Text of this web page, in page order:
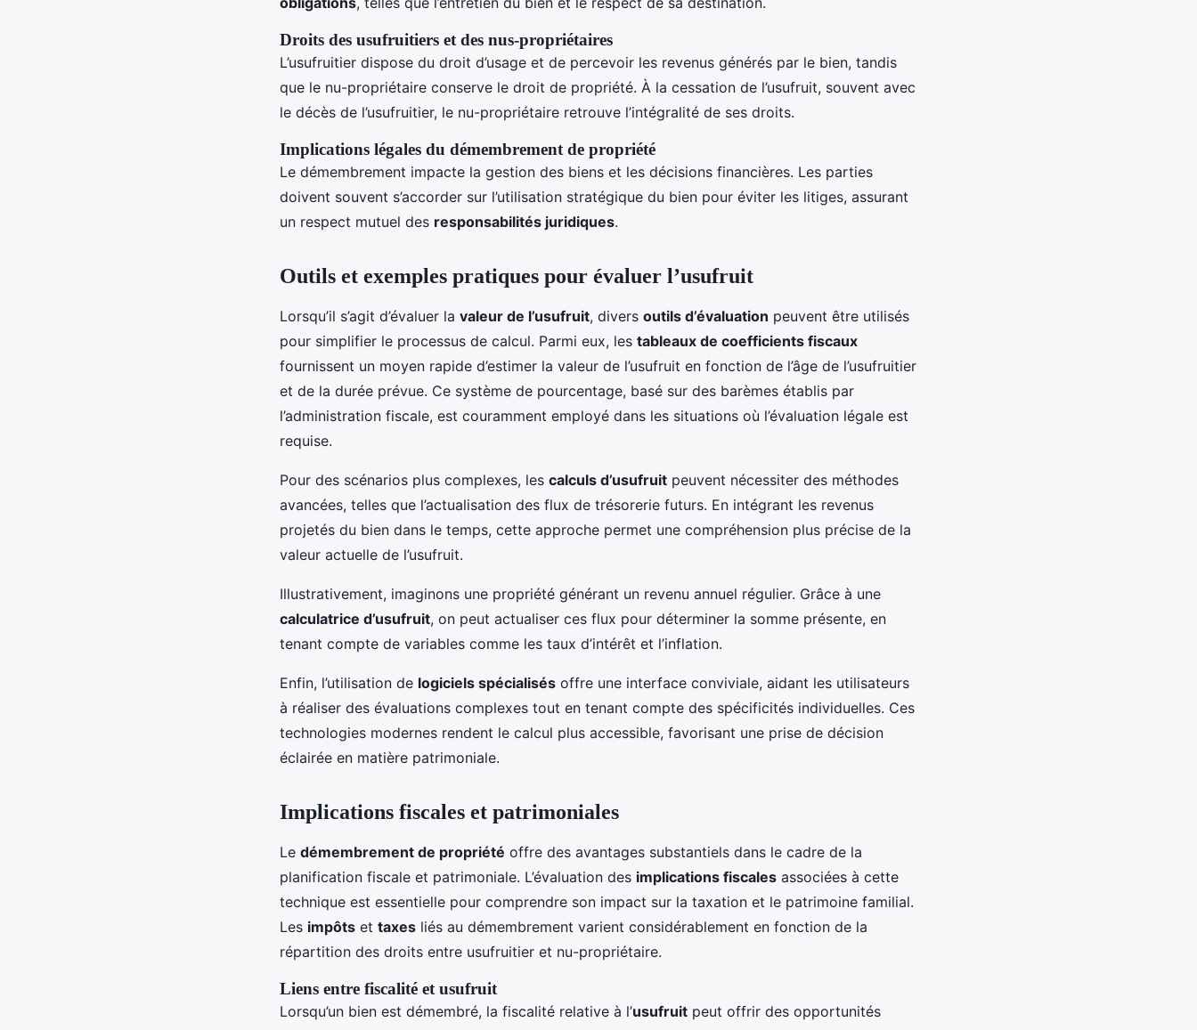
Droits des usufruitiers et des nus-propriétaires
L’usufruitier dispose du droit d’usage et de percevoir les revenus générés par le bien, tandis
que le nu-propriétaire conserve le droit de propriété. À la cessation de l’usufruit, souvent avec
le décès de l’usufruitier, le nu-propriétaire retrouve l’intégralité de ses droits.
Implications légales du démembrement de propriété
Le démembrement impacte la gestion des biens et les décisions financières. Les parties
doivent souvent s’accorder sur l’utilisation stratégique du bien pour éviter les litiges, assurant
un respect mutuel des responsabilités juridiques.
Outils et exemples pratiques pour évaluer l’usufruit
Lorsqu’il s’agit d’évaluer la valeur de l’usufruit, divers outils d’évaluation peuvent être utilisés
pour simplifier le processus de calcul. Parmi eux, les tableaux de coefficients fiscaux
fournissent un moyen rapide d’estimer la valeur de l’usufruit en fonction de l’âge de l’usufruitier
et de la durée prévue. Ce système de pourcentage, basé sur des barèmes établis par
l’administration fiscale, est couramment employé dans les situations où l’évaluation légale est
requise.
Pour des scénarios plus complexes, les calculs d’usufruit peuvent nécessiter des méthodes
avancées, telles que l’actualisation des flux de trésorerie futurs. En intégrant les revenus
projetés du bien dans le temps, cette approche permet une compréhension plus précise de la
valeur actuelle de l’usufruit.
Illustrativement, imaginons une propriété générant un revenu annuel régulier. Grâce à une
calculatrice d’usufruit, on peut actualiser ces flux pour déterminer la somme présente, en
tenant compte de variables comme les taux d’intérêt et l’inflation.
Enfin, l’utilisation de logiciels spécialisés offre une interface conviviale, aidant les utilisateurs
à réaliser des évaluations complexes tout en tenant compte des spécificités individuelles. Ces
technologies modernes rendent le calcul plus accessible, favorisant une prise de décision
éclairée en matière patrimoniale.
Implications fiscales et patrimoniales
Le démembrement de propriété offre des avantages substantiels dans le cadre de la
planification fiscale et patrimoniale. L’évaluation des implications fiscales associées à cette
technique est essentielle pour comprendre son impact sur la taxation et le patrimoine familial.
Les impôts et taxes liés au démembrement varient considérablement en fonction de la
répartition des droits entre usufruitier et nu-propriétaire.
Liens entre fiscalité et usufruit
Lorsqu’un bien est démembré, la fiscalité relative à l’usufruit peut offrir des opportunités